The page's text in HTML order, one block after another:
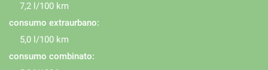
7,2 l/100 km
consumo extraurbano:
5,0 l/100 km
consumo combinato: